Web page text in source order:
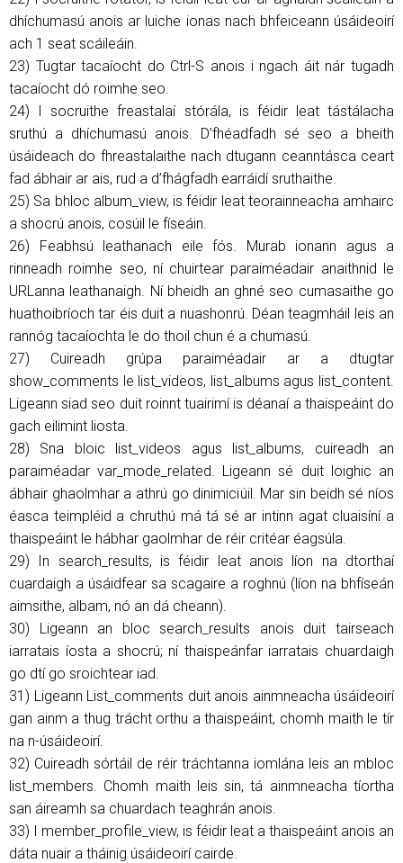
dhíchumasú anois ar luiche ionas nach bhfeiceann úsáideoirí
ach 1 seat scáileáin.
23) Tugtar tacaíocht do Ctrl-S anois i ngach áit nár tugadh
tacaíocht dó roimhe seo.
24) I socruithe freastalaí stórála, is féidir leat tástálacha
sruthú a dhíchumasú anois. D’fhéadfadh sé seo a bheith
úsáideach do fhreastalaithe nach dtugann ceanntásca ceart
fad ábhair ar ais, rud a d’fhágfadh earráidí sruthaithe.
25) Sa bhloc album_view, is féidir leat teorainneacha amhairc
a shocrú anois, cosúil le físeáin.
26) Feabhsú leathanach eile fós. Murab ionann agus a
rinneadh roimhe seo, ní chuirtear paraiméadair anaithnid le
URLanna leathanaigh. Ní bheidh an ghné seo cumasaithe go
huathoibríoch tar éis duit a nuashonrú. Déan teagmháil leis an
rannóg tacaíochta le do thoil chun é a chumasú.
27) Cuireadh grúpa paraiméadair ar a dtugtar
show_comments le list_videos, list_albums agus list_content.
Ligeann siad seo duit roinnt tuairimí is déanaí a thaispeáint do
gach eilimint liosta.
28) Sna bloic list_videos agus list_albums, cuireadh an
paraiméadar var_mode_related. Ligeann sé duit loighic an
ábhair ghaolmhar a athrú go dinimiciúil. Mar sin beidh sé níos
éasca teimpléid a chruthú má tá sé ar intinn agat cluaisíní a
thaispeáint le hábhar gaolmhar de réir critéar éagsúla.
29) In search_results, is féidir leat anois líon na dtorthaí
cuardaigh a úsáidfear sa scagaire a roghnú (líon na bhfíseán
aimsithe, albam, nó an dá cheann).
30) Ligeann an bloc search_results anois duit tairseach
iarratais íosta a shocrú; ní thaispeánfar iarratais chuardaigh
go dtí go sroichtear iad.
31) Ligeann List_comments duit anois ainmneacha úsáideoirí
gan ainm a thug trácht orthu a thaispeáint, chomh maith le tír
na n-úsáideoirí.
32) Cuireadh sórtáil de réir tráchtanna iomlána leis an mbloc
list_members. Chomh maith leis sin, tá ainmneacha tíortha
san áireamh sa chuardach teaghrán anois.
33) I member_profile_view, is féidir leat a thaispeáint anois an
dáta nuair a tháinig úsáideoirí cairde.